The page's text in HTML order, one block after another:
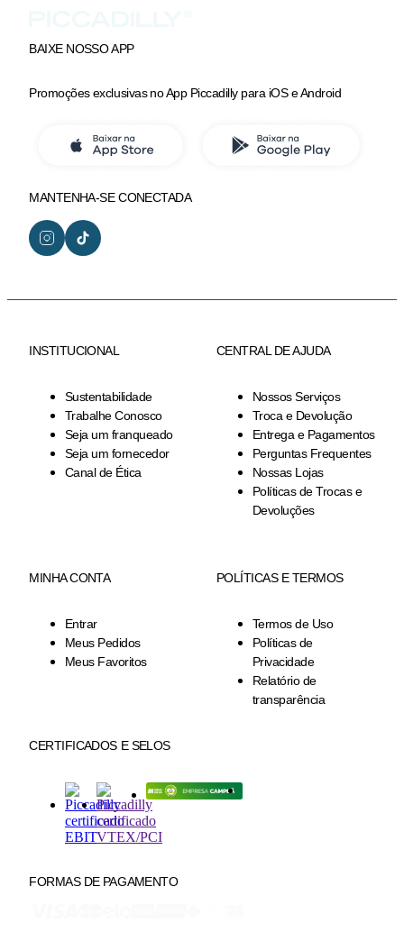
BAIXE NOSSO APP
Promoções exclusivas no App Piccadilly para iOS e Android
MANTENHA-SE CONECTADA
INSTITUCIONAL
Sustentabilidade
Trabalhe Conosco
Seja um franqueado
Seja um fornecedor
Canal de Ética
CENTRAL DE AJUDA
Nossos Serviços
Troca e Devolução
Entrega e Pagamentos
Perguntas Frequentes
Nossas Lojas
Políticas de Trocas e
Devoluções
MINHA CONTA
Entrar
Meus Pedidos
Meus Favoritos
POLÍTICAS E TERMOS
Termos de Uso
Políticas de
Privacidade
Relatório de
transparência
CERTIFICADOS E SELOS
FORMAS DE PAGAMENTO